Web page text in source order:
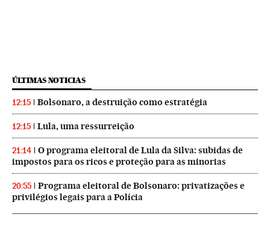
ÚLTIMAS NOTICIAS
12:15 Bolsonaro, a destruição como estratégia
12:15 Lula, uma ressurreição
21:14
O programa eleitoral de Lula da Silva: subidas de
impostos para os ricos e proteção para as minorias
20:55
Programa eleitoral de Bolsonaro: privatizações e
privilégios legais para a Polícia